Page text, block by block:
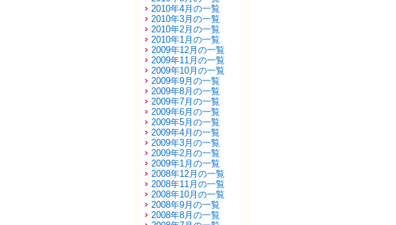
2010年4月の一覧
2010年3月の一覧
2010年2月の一覧
2010年1月の一覧
2009年12月の一覧
2009年11月の一覧
2009年10月の一覧
2009年9月の一覧
2009年8月の一覧
2009年7月の一覧
2009年6月の一覧
2009年5月の一覧
2009年4月の一覧
2009年3月の一覧
2009年2月の一覧
2009年1月の一覧
2008年12月の一覧
2008年11月の一覧
2008年10月の一覧
2008年9月の一覧
2008年8月の一覧